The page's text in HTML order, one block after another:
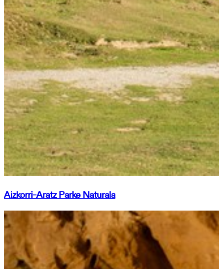
Aizkorri-Aratz Parke Naturala